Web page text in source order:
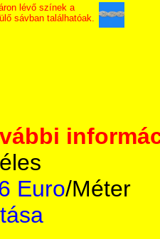
lévő színek a
sávban találhatóak.
Euro/Méter